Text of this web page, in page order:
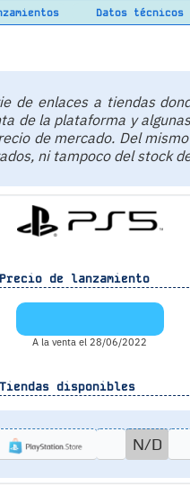
Datos técnicos
de enlaces a tiendas
de la plataforma y
de mercado. Del
ni tampoco del stock
Precio de lanzamiento
A la venta el 28/06/2022
Tiendas disponibles
N/D